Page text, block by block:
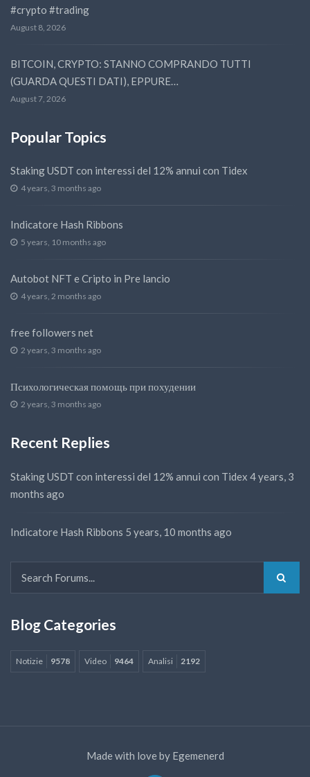
#crypto #trading
August 8, 2026
BITCOIN, CRYPTO: STANNO COMPRANDO TUTTI
(GUARDA QUESTI DATI), EPPURE…
August 7, 2026
Popular Topics
Staking USDT con interessi del 12% annui con Tidex
4 years, 3 months ago
Indicatore Hash Ribbons
5 years, 10 months ago
Autobot NFT e Cripto in Pre lancio
4 years, 2 months ago
free followers net
2 years, 3 months ago
Психологическая помощь при похудении
2 years, 3 months ago
Recent Replies
Staking USDT con interessi del 12% annui con Tidex 4 years, 3
months ago
Indicatore Hash Ribbons 5 years, 10 months ago
Blog Categories
Notizie 9578 Video 9464 Analisi 2192
Made with love by Egemenerd